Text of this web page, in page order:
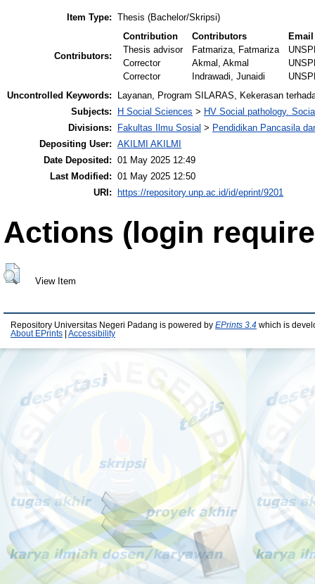
Item Type: Thesis (Bachelor/Skripsi)
Contributors:
Contribution Contributors
Email
Thesis advisor
Fatmariza, Fatmariza
Corrector
Akmal, Akmal
Corrector
Indrawadi, Junaidi
Uncontrolled Keywords:
Layanan, Program SILARAS, Kekerasan
Subjects:
H Social Sciences > HV Social pathology.
Divisions:
Fakultas Ilmu Sosial > Pendidikan Pancasila
Depositing User: AKILMI AKILMI
Date Deposited: 01 May 2025 12:49
Last Modified: 01 May 2025 12:50
URI:
https://repository.unp.ac.id/id/eprint/9201
Actions (login
View Item
Repository Universitas Negeri Padang is powered by EPrints 3.4 which is
About EPrints
Accessibility